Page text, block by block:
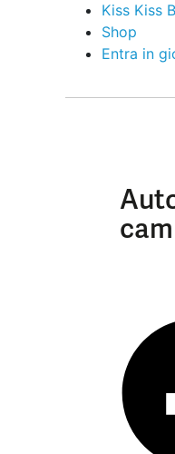
Kiss Kiss
Shop
Entra in